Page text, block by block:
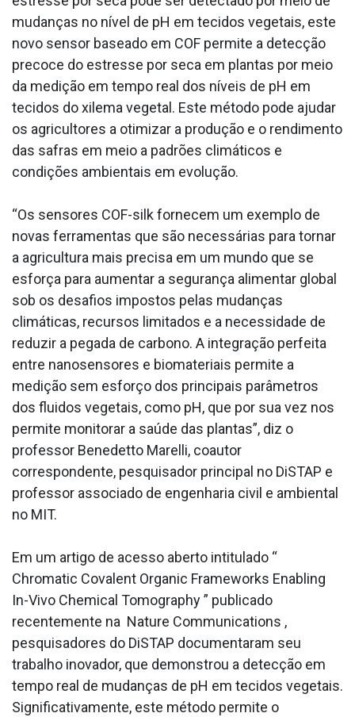
mudanças no nível de pH em tecidos vegetais, este
novo sensor baseado em COF permite a detecção
precoce do estresse por seca em plantas por meio
da medição em tempo real dos níveis de pH em
tecidos do xilema vegetal. Este método pode ajudar
os agricultores a otimizar a produção e o rendimento
das safras em meio a padrões climáticos e
condições ambientais em evolução.
“Os sensores COF-silk fornecem um exemplo de
novas ferramentas que são necessárias para tornar
a agricultura mais precisa em um mundo que se
esforça para aumentar a segurança alimentar global
sob os desafios impostos pelas mudanças
climáticas, recursos limitados e a necessidade de
reduzir a pegada de carbono. A integração perfeita
entre nanosensores e biomateriais permite a
medição sem esforço dos principais parâmetros
dos fluidos vegetais, como pH, que por sua vez nos
permite monitorar a saúde das plantas”, diz o
professor Benedetto Marelli, coautor
correspondente, pesquisador principal no DiSTAP e
professor associado de engenharia civil e ambiental
no MIT.
Em um artigo de acesso aberto intitulado “
Chromatic Covalent Organic Frameworks Enabling
In-Vivo Chemical Tomography ” publicado
recentemente na Nature Communications ,
pesquisadores do DiSTAP documentaram seu
trabalho inovador, que demonstrou a detecção em
tempo real de mudanças de pH em tecidos vegetais.
Significativamente, este método permite o